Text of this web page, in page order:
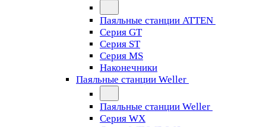
Паяльные станции ATTEN
Серия GT
Серия ST
Серия MS
Наконечники
Паяльные станции Weller
Паяльные станции Weller
Серия WX